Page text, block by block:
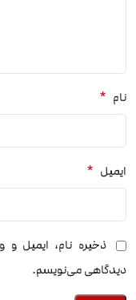
نام *
ایمیل *
ذخیره نام، ایمیل و
دیدگاهی می‌نویسم.